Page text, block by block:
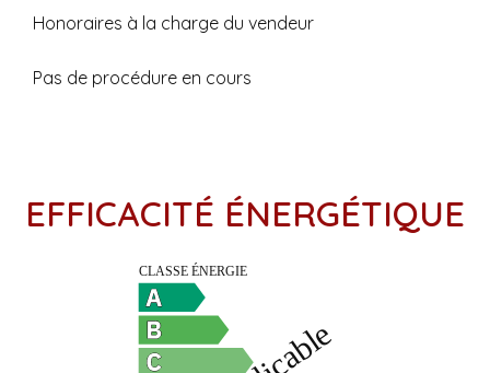
Honoraires à la charge du vendeur
Pas de procédure en cours
EFFICACITÉ ÉNERGÉTIQUE